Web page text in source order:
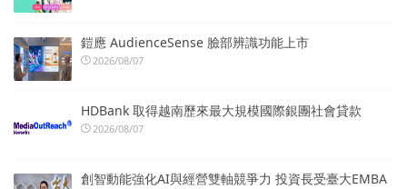
鎧應 AudienceSense 臉部辨識功能上市
2026/08/07
HDBank 取得越南歷來最大規模國際銀團社會貸款
2026/08/07
創智動能強化AI與經營雙軸競爭力 投資長受臺大EMBA